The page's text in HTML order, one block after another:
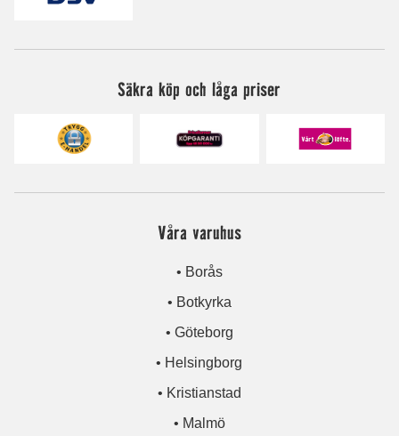
Säkra köp och låga priser
Våra varuhus
• Borås
• Botkyrka
• Göteborg
• Helsingborg
• Kristianstad
• Malmö